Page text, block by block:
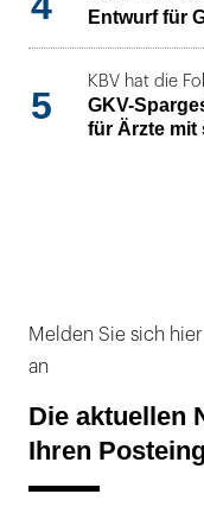
Entwurf für
5
KBV hat die
GKV-
für Ärzte mit
Melden Sie sich
an
Die aktuellen
Ihren